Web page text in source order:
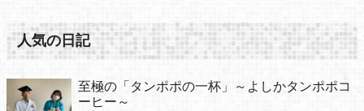
人気の日記
至極の「タンポポの一杯」～よしかタンポポコ
ーヒー～